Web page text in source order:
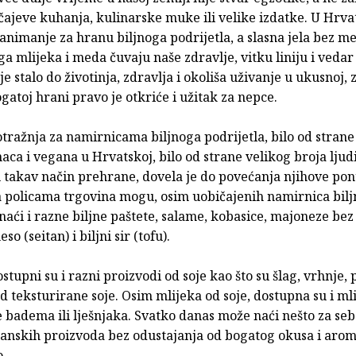
kuhanja, kulinarske muke ili velike izdatke. U
za hranu biljnoga podrijetla, a slasna jela bez
mlijeka i meda čuvaju naše zdravlje, vitku liniju i vedar
stalo do životinja, zdravlja i okoliša uživanje u ukusnoj,
hrani pravo je otkriće i užitak za nepce.
za namirnicama biljnoga podrijetla, bilo od strane
i vegana u Hrvatskoj, bilo od strane velikog broja
način prehrane, dovela je do povećanja njihove
policama trgovina mogu, osim uobičajenih namirnica
i razne biljne paštete, salame, kobasice, majoneze
(seitan) i biljni sir (tofu).
su i razni proizvodi od soje kao što su šlag, vrhnje,
teksturirane soje. Osim mlijeka od soje, dostupna su i
ili lješnjaka. Svatko danas može naći nešto za
proizvoda bez odustajanja od bogatog okusa i